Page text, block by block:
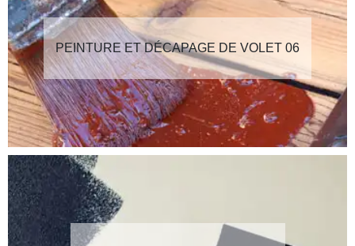
PEINTURE ET DÉCAPAGE DE VOLET 06